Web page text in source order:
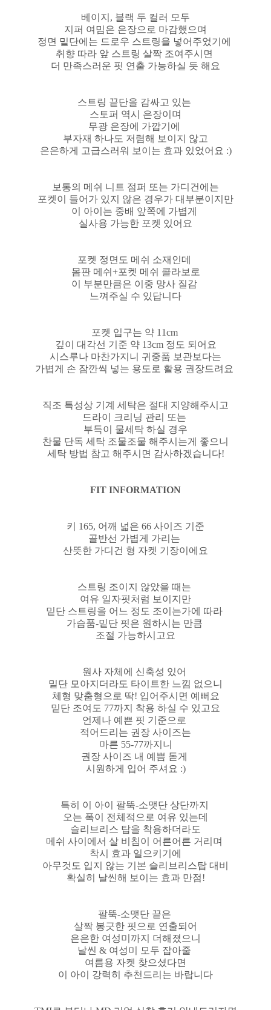
베이지, 블랙 두 컬러 모두
지퍼 여밈은 은장으로 마감했으며
정면 밑단에는 드로우 스트링을 넣어주었기에
취향 따라 앞 스트링 살짝 조여주시면
더 만족스러운 핏 연출 가능하실 듯 해요
스트링 끝단을 감싸고 있는
스토퍼 역시 은장이며
무광 은장에 가깝기에
부자재 하나도 저렴해 보이지 않고
은은하게 고급스러워 보이는 효과 있었어요 :)
보통의 메쉬 니트 점퍼 또는 가디건에는
포켓이 들어가 있지 않은 경우가 대부분이지만
이 아이는 중배 앞쪽에 가볍게
실사용 가능한 포켓 있어요
포켓 정면도 메쉬 소재인데
몸판 메쉬+포켓 메쉬 콜라보로
이 부분만큼은 이중 망사 질감
느껴주실 수 있답니다
포켓 입구는 약 11cm
깊이 대각선 기준 약 13cm 정도 되어요
시스루나 마찬가지니 귀중품 보관보다는
가볍게 손 잠깐씩 넣는 용도로 활용 권장드려요
직조 특성상 기계 세탁은 절대 지양해주시고
드라이 크리닝 관리 또는
부득이 물세탁 하실 경우
찬물 단독 세탁 조물조물 해주시는게 좋으니
세탁 방법 참고 해주시면 감사하겠습니다!
FIT INFORMATION
키 165, 어깨 넓은 66 사이즈 기준
골반선 가볍게 가리는
산뜻한 가디건 형 자켓 기장이에요
스트링 조이지 않았을 때는
여유 일자핏처럼 보이지만
밑단 스트링을 어느 정도 조이는가에 따라
가슴품-밑단 핏은 원하시는 만큼
조절 가능하시고요
원사 자체에 신축성 있어
밑단 모아지더라도 타이트한 느낌 없으니
체형 맞춤형으로 딱! 입어주시면 예뻐요
밑단 조여도 77까지 착용 하실 수 있고요
언제나 예쁜 핏 기준으로
적어드리는 권장 사이즈는
마른 55-77까지니
권장 사이즈 내 예쁨 돋게
시원하게 입어 주셔요 :)
특히 이 아이 팔뚝-소맷단 상단까지
오는 폭이 전체적으로 여유 있는데
슬리브리스 탑을 착용하더라도
메쉬 사이에서 살 비침이 어른어른 거리며
착시 효과 일으키기에
아무것도 입지 않는 기본 슬리브리스탑 대비
확실히 날씬해 보이는 효과 만점!
팔뚝-소맷단 끝은
살짝 봉긋한 핏으로 연출되어
은은한 여성미까지 더해졌으니
날씬 & 여성미 모두 잡아줄
여름용 자켓 찾으셨다면
이 아이 강력히 추천드리는 바랍니다